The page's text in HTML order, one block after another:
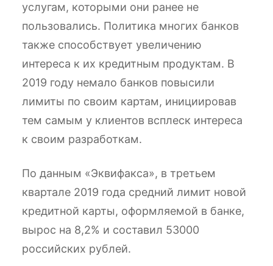
услугам, которыми они ранее не
пользовались. Политика многих банков
также способствует увеличению
интереса к их кредитным продуктам. В
2019 году немало банков повысили
лимиты по своим картам, инициировав
тем самым у клиентов всплеск интереса
к своим разработкам.
По данным «Эквифакса», в третьем
квартале 2019 года средний лимит новой
кредитной карты, оформляемой в банке,
вырос на 8,2% и составил 53000
российских рублей.